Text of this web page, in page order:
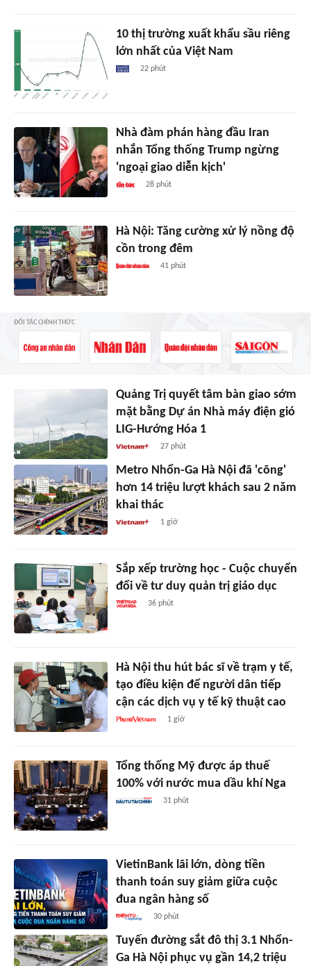
10 thị trường xuất khẩu sầu riêng
lớn nhất của Việt Nam
22 phút
Nhà đàm phán hàng đầu Iran
nhắn Tổng thống Trump ngừng
'ngoại giao diễn kịch'
28 phút
Hà Nội: Tăng cường xử lý nồng độ
cồn trong đêm
41 phút
ĐỐI TÁC CHÍNH THỨC
Quảng Trị quyết tâm bàn giao sớm
mặt bằng Dự án Nhà máy điện gió
LIG-Hướng Hóa 1
27 phút
Metro Nhổn-Ga Hà Nội đã 'cõng'
hơn 14 triệu lượt khách sau 2 năm
khai thác
1 giờ
Sắp xếp trường học - Cuộc chuyển
đổi về tư duy quản trị giáo dục
36 phút
Hà Nội thu hút bác sĩ về trạm y tế,
tạo điều kiện để người dân tiếp
cận các dịch vụ y tế kỹ thuật cao
1 giờ
Tổng thống Mỹ được áp thuế
100% với nước mua dầu khí Nga
31 phút
VietinBank lãi lớn, dòng tiền
thanh toán suy giảm giữa cuộc
đua ngân hàng số
30 phút
Tuyến đường sắt đô thị 3.1 Nhổn-
Ga Hà Nội phục vụ gần 14,2 triệu